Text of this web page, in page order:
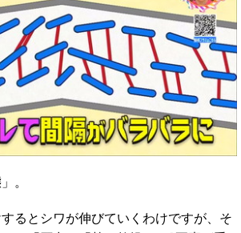
。
るとシワが伸びていくわけですが、そ